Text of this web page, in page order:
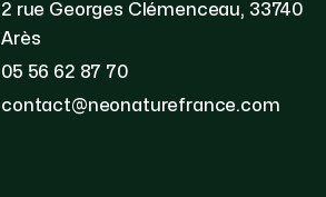
2 rue Georges Clémenceau, 33740
Arès
05 56 62 87 70
contact@neonaturefrance.com